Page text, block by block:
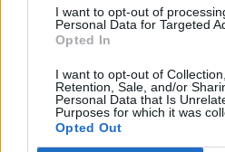
I want to opt-out of
Personal Data for Targeted
Opted In
I want to opt-out of
Retention, Sale, and/or
Personal Data that Is
Purposes for which it was
Opted Out
Λακωνία: Θανατηφόρο τροχαίο
Με τα σκάφη τους έσωσαν
"ευχαριστώ" στους ιδιώτες
πυρκαγιά του Αγίου Βασιλείου
12:20